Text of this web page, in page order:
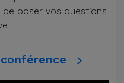
de poser vos questions